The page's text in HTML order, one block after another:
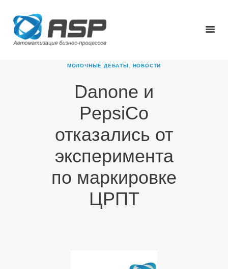
МОЛОЧНЫЕ ДЕБАТЫ НОВОСТИ
Danone и
PepsiCo
отказались от
эксперимента
по маркировке
ЦРПТ
ГЛАВНАЯ
О КОМПАНИИ
НОВОСТИ
КАРЬЕРА
ПАРТНЕРЫ
КОНТАКТЫ